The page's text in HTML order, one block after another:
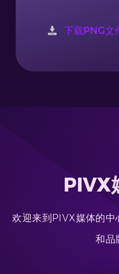
下载PNG文
PIVX
欢迎来到PIVX媒体的
和品